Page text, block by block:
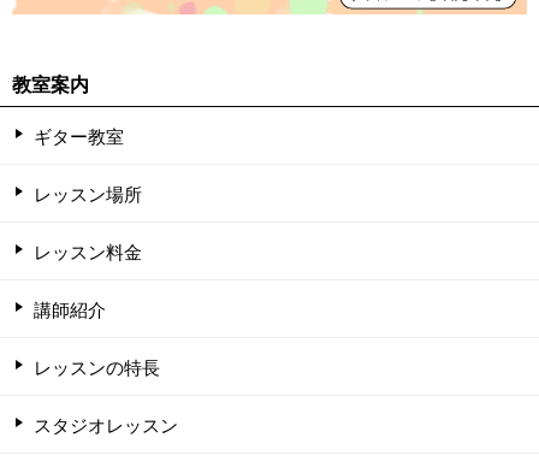
教室案内
ギター教室
レッスン場所
レッスン料金
講師紹介
レッスンの特長
スタジオレッスン